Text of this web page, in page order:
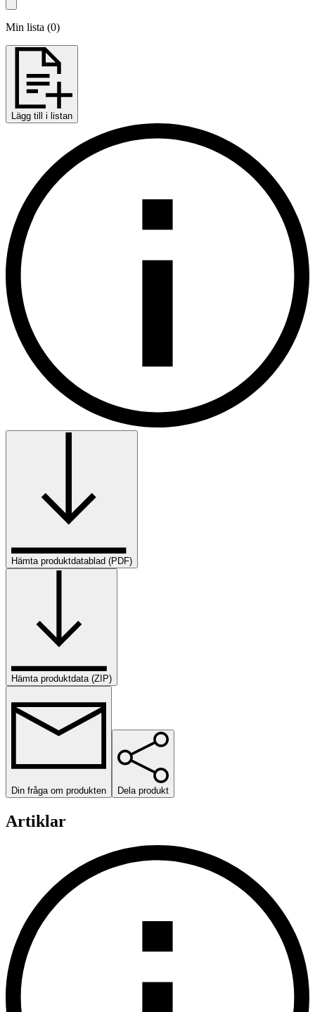
Min lista (0)
Lägg till i listan
Hämta produktdatablad (PDF)
Hämta produktdata (ZIP)
Din fråga om produkten Dela produkt
Artiklar